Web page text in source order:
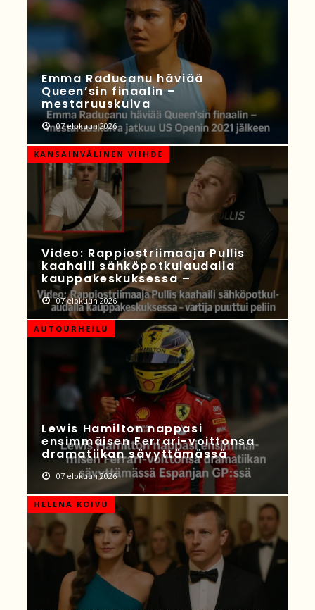
Emma Raducanu häviää
Queen’sin finaalin –
mestaruuskuiva
07 elokuun 2026
KANSAINVÄLINEN VIIHDE
Video: Rappiostriimaaja Pullis
kaahaili sähköpotkulaudalla
kauppakeskuksessa –
07 elokuun 2026
AUTOURHEILU
Lewis Hamilton nappasi
ensimmäisen Ferrari-voittonsa
dramatiikan sävyttämässä
07 elokuun 2026
HELENA KOIVU